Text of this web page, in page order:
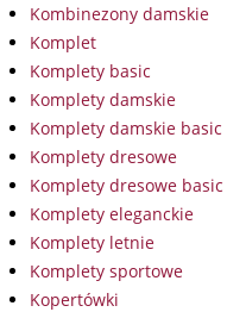
Kombinezony damskie
Komplet
Komplety basic
Komplety damskie
Komplety damskie basic
Komplety dresowe
Komplety dresowe basic
Komplety eleganckie
Komplety letnie
Komplety sportowe
Kopertówki